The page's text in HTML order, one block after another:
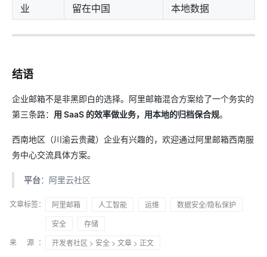
业
留在中国
本地数据
结语
企业邮箱不是非黑即白的选择。阿里邮箱混合方案给了一个务实的
第三条路： 用 SaaS 的效率做业务，用本地的归档保合规。
西南地区（川渝云贵藏）企业有兴趣的，欢迎通过阿里邮箱西南服
务中心交流具体方案。
平台：阿里云社区
文章标签： 阿里邮箱 人工智能 运维
数据安全/隐私保护
安全
存储
来 源：
开发者社区 > 安全 > 文章 > 正文